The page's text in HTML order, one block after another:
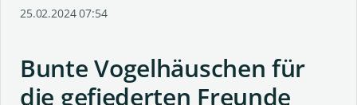
25.02.2024 07:54
Bunte Vogelhäuschen für
die gefiederten Freunde